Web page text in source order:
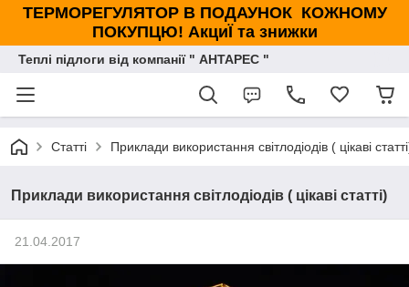
ТЕРМОРЕГУЛЯТОР В ПОДАУНОК КОЖНОМУ
ПОКУПЦЮ! АкциЇ та знижки
Теплі підлоги від компанії " АНТАРЕС "
Статті Приклади використання світлодіодів ( цікаві
Приклади використання світлодіодів ( цікаві статті)
21.04.2017